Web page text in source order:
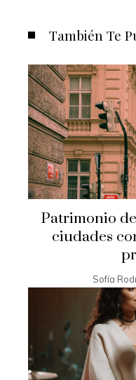
También Te
Patrimonio
ciudades
Sofía